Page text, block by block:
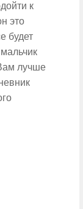
к
это
будет
лучше